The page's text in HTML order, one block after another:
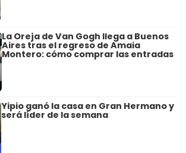
La Oreja de Van Gogh llega a Buenos
Aires tras el regreso de Amaia
Montero: cómo comprar las entradas
Yipio ganó la casa en Gran Hermano y
será líder de la semana